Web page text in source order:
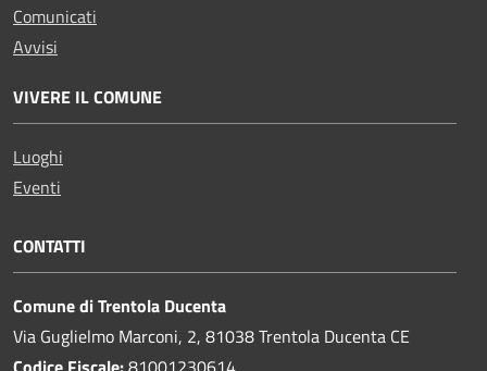
Comunicati
Avvisi
VIVERE IL COMUNE
Luoghi
Eventi
CONTATTI
Comune di Trentola Ducenta
Via Guglielmo Marconi, 2, 81038 Trentola Ducenta CE